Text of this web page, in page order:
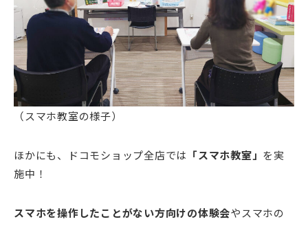
（スマホ教室の様子）
ほかにも、ドコモショップ全店では 「スマホ教室」 を実
施中！
スマホを操作したことがない方向けの体験会やスマホの